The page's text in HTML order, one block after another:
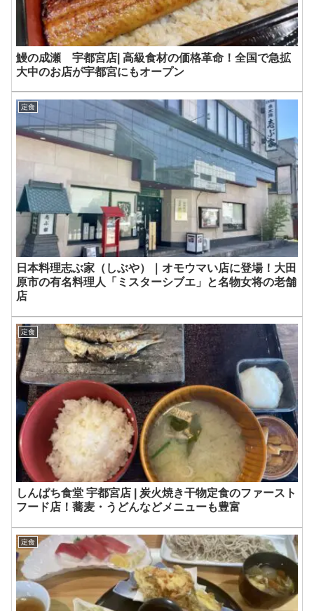
鰻の成瀬 宇都宮店| 高級食材の価格革命！全国で急拡
大中のお店が宇都宮にもオープン
定食
日本料理志ぶ家（しぶや）｜オモウマい店に登場！大田
原市の有名料理人「ミスターシブエ」と名物女将の老舗
店
定食
しんぱち食堂 宇都宮店 | 炭火焼き干物定食のファースト
フード店！蕎麦・うどんなどメニューも豊富
定食